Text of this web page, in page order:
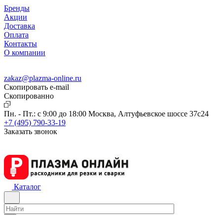
Бренды
Акции
Доставка
Оплата
Контакты
О компании
zakaz@plazma-online.ru
Скопировать e-mail
Cкопированно
Пн. - Пт.: с 9:00 до 18:00 Москва, Алтуфьевское шоссе 37с24
+7 (495) 790-33-19
Заказать звонок
Каталог